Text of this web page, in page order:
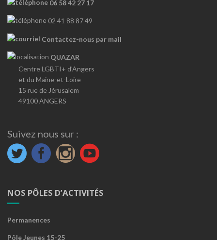
06 58 42 27 17
02 41 88 87 49
Contactez-nous par mail
QUAZAR
Centre LGBTI+ d’Angers
et du Maine-et-Loire
15 rue de Jérusalem
49100 ANGERS
Suivez nous sur :
NOS PÔLES D’ACTIVITÉS
Permanences
Pôle Jeunes 15-25